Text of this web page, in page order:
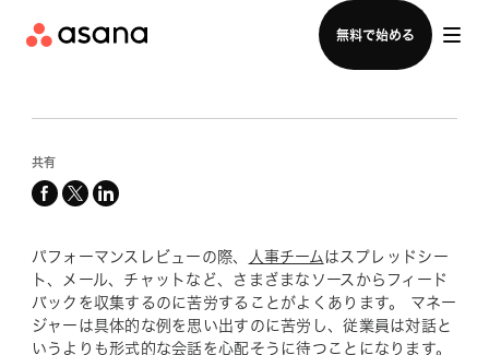
無料で始める
セールスチームに問い合わせる
共有
facebook
x-
linkedin
パフォーマンスレビューの際、 人事チーム はスプレッドシー
ト、メール、チャットなど、さまざまなソースからフィード
バックを収集するのに苦労することがよくあります。 マネー
ジャーは具体的な例を思い出すのに苦労し、従業員は対話と
いうよりも形式的な会話を心配そうに待つことになります。